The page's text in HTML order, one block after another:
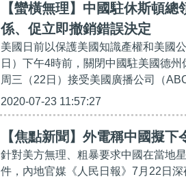
【蠻橫無理】中國駐休斯頓
係、促立即撤銷錯誤決定
美國日前以保護美國知識產權和美國
日）下午4時前，關閉中國駐美國德
周三（22日）接受美國廣播公司（
2020-07-23 11:57:27
【焦點新聞】外電稱中國擬
針對美方無理、粗暴要求中國在當地
件，內地官媒《人民日報》7月22日